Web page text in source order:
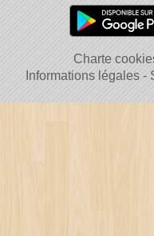
Charte
Informations légales